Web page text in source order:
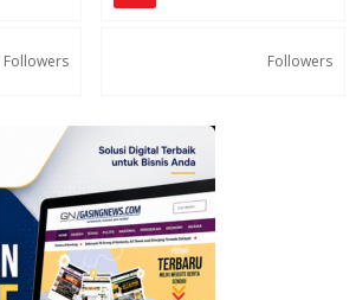
Followers Followers